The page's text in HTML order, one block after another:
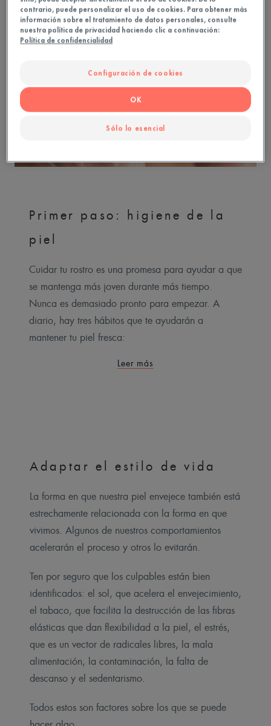
Primer paso: higiene de la
piel
Cuidar tu rostro es una promesa para ayudar a que
se mantenga más joven durante más tiempo.
Nunca es demasiado pronto para empezar. A
diario, hay tres hábitos que te ayudarán a
mantener tu piel fresca:
Leer más
Adaptar el estilo de vida
La forma en que nuestra piel envejece también está
estrechamente relacionada con la forma en que
vivimos. Algunos de nuestros comportamientos
acelerarán el proceso y otros lo evitarán.
Ten por seguro que los culpables están bien
identificados: el sol, que acelera el envejecimiento,
el tabaco, que facilita la destrucción de las fibras
elásticas que dan flexibilidad a la piel, el estrés,
que es un vector de radicales libres, la mala
alimentación, la contaminación, la falta de
descanso y el sedentarismo.
Todos estos son factores sobre los que se puede
contrario, puede personalizar el uso de cookies. Para obtener más
información sobre el tratamiento de datos personales, consulte
nuestra política de privacidad haciendo clic a continuación:
Política de confidencialidad
Configuración de cookies
Sólo lo esencial
OK